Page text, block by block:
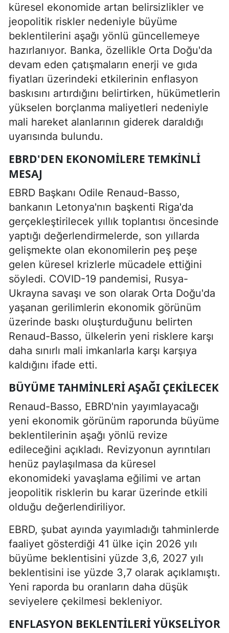
küresel ekonomide artan belirsizlikler ve
jeopolitik riskler nedeniyle büyüme
beklentilerini aşağı yönlü güncellemeye
hazırlanıyor. Banka, özellikle Orta Doğu'da
devam eden çatışmaların enerji ve gıda
fiyatları üzerindeki etkilerinin enflasyon
baskısını artırdığını belirtirken, hükümetlerin
yükselen borçlanma maliyetleri nedeniyle
mali hareket alanlarının giderek daraldığı
uyarısında bulundu.
EBRD'DEN EKONOMILERE TEMKINLI
MESAJ
EBRD Başkanı Odile Renaud-Basso,
bankanın Letonya'nın başkenti Riga'da
gerçekleştirilecek yıllık toplantısı öncesinde
yaptığı değerlendirmelerde, son yıllarda
gelişmekte olan ekonomilerin peş peşe
gelen küresel krizlerle mücadele ettiğini
söyledi. COVID-19 pandemisi, Rusya-
Ukrayna savaşı ve son olarak Orta Doğu'da
yaşanan gerilimlerin ekonomik görünüm
üzerinde baskı oluşturduğunu belirten
Renaud-Basso, ülkelerin yeni risklere karşı
daha sınırlı mali imkanlarla karşı karşıya
kaldığını ifade etti.
BÜYÜME TAHMINLERI AŞAĞI ÇEKILECEK
Renaud-Basso, EBRD'nin yayımlayacağı
yeni ekonomik görünüm raporunda büyüme
beklentilerinin aşağı yönlü revize
edileceğini açıkladı. Revizyonun ayrıntıları
henüz paylaşılmasa da küresel
ekonomideki yavaşlama eğilimi ve artan
jeopolitik risklerin bu karar üzerinde etkili
olduğu değerlendiriliyor.
EBRD, şubat ayında yayımladığı tahminlerde
faaliyet gösterdiği 41 ülke için 2026 yılı
büyüme beklentisini yüzde 3,6, 2027 yılı
beklentisini ise yüzde 3,7 olarak açıklamıştı.
Yeni raporda bu oranların daha düşük
seviyelere çekilmesi bekleniyor.
ENFLASYON BEKLENTILERI YÜKSELIYOR